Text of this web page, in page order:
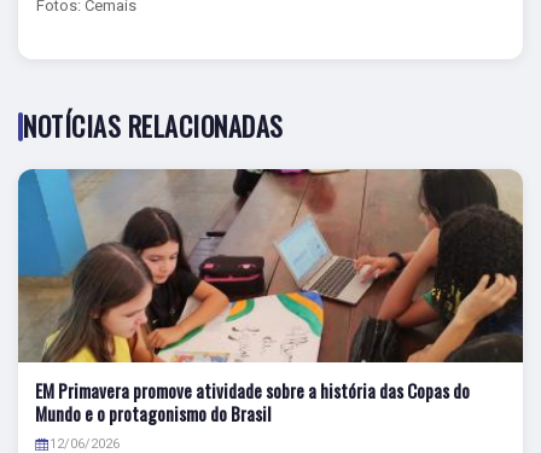
Fotos: Cemais
NOTÍCIAS RELACIONADAS
EM Primavera promove atividade sobre a história das Copas do
Mundo e o protagonismo do Brasil
12/06/2026